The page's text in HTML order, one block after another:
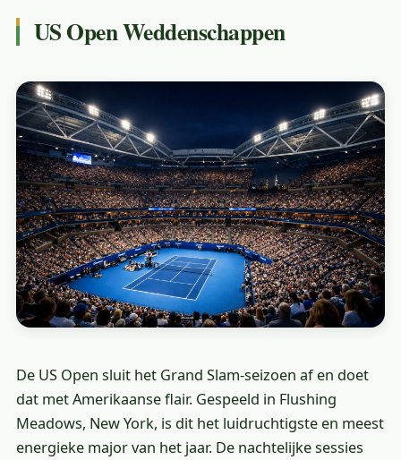
US Open Weddenschappen
De US Open sluit het Grand Slam-seizoen af en doet
dat met Amerikaanse flair. Gespeeld in Flushing
Meadows, New York, is dit het luidruchtigste en meest
energieke major van het jaar. De nachtelijke sessies